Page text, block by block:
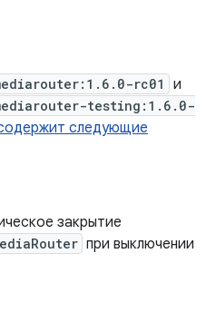
rc01 и
testing:1.6.0-
следующие
закрытие
при выключении